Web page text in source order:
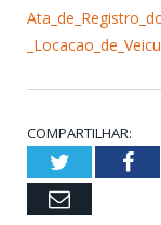
COMPARTILHAR:
Twitter
Email